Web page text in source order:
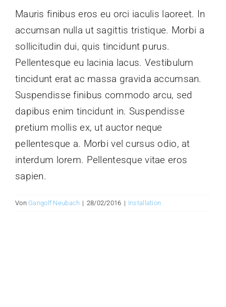
Mauris finibus eros eu orci iaculis laoreet. In
accumsan nulla ut sagittis tristique. Morbi a
sollicitudin dui, quis tincidunt purus.
Pellentesque eu lacinia lacus. Vestibulum
tincidunt erat ac massa gravida accumsan.
Suspendisse finibus commodo arcu, sed
dapibus enim tincidunt in. Suspendisse
pretium mollis ex, ut auctor neque
pellentesque a. Morbi vel cursus odio, at
interdum lorem. Pellentesque vitae eros
sapien.
Von Gangolf Neubach | 28/02/2016 | Installation